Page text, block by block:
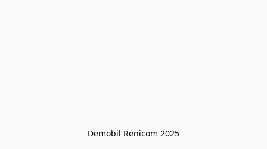
Demobil Renicom 2025